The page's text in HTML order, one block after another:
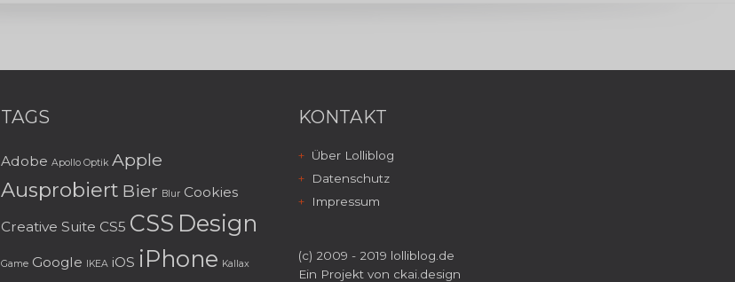
TAGS
Adobe Apollo Optik Apple
Ausprobiert Bier Blur Cookies
Creative Suite CS5 CSS Design
Game Google IKEA iOS iPhone Kallax
KONTAKT
Über Lolliblog
Datenschutz
Impressum
(c) 2009 - 2019 lolliblog.de
Ein Projekt von ckai.design